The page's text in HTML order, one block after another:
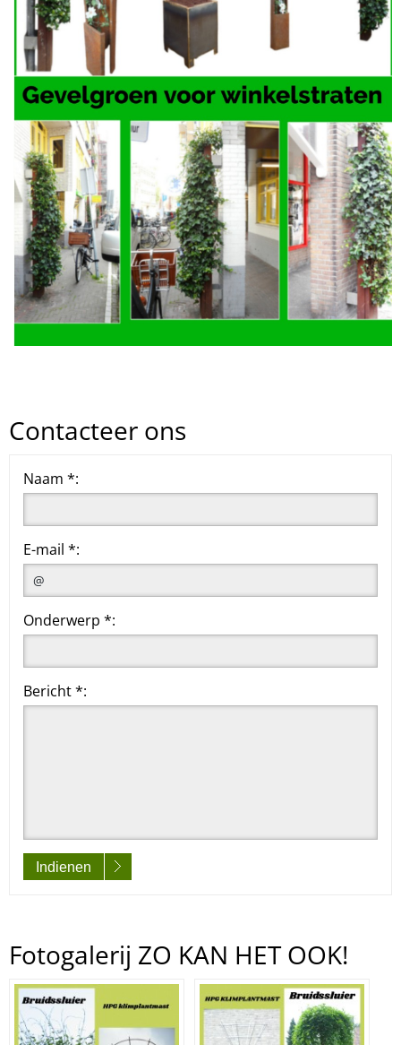
Contacteer ons
Naam *:
E-mail *:
Onderwerp *:
Bericht *:
Indienen
Fotogalerij ZO KAN HET OOK!